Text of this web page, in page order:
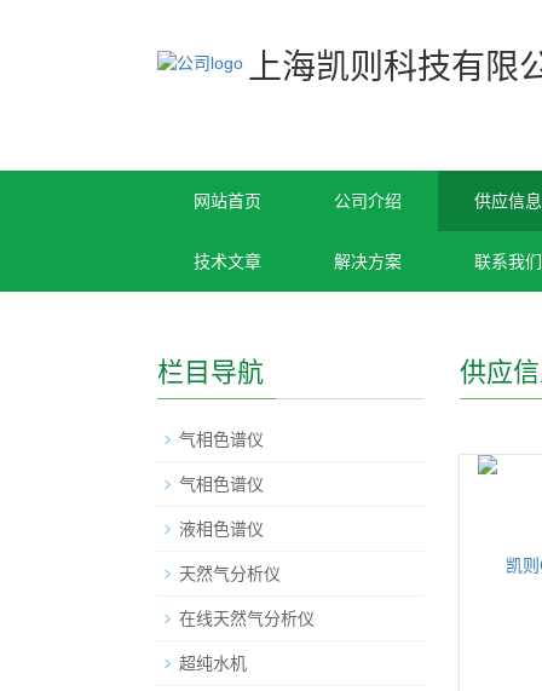
上海凯则科技有限
网站首页 公司介绍 供应信息
技术文章 解决方案 联系我们
供应
栏目导航
气相色谱仪
气相色谱仪
液相色谱仪
天然气分析仪
在线天然气分析仪
超纯水机